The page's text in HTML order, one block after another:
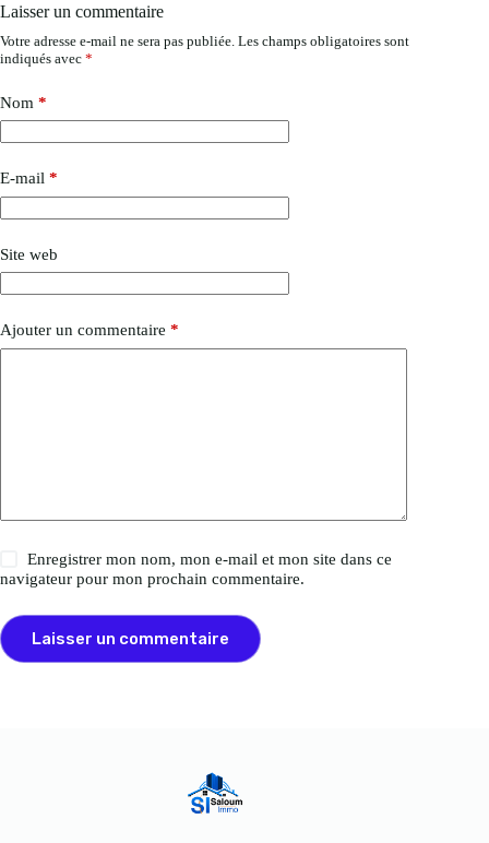
Laisser un commentaire
Votre adresse e-mail ne sera pas publiée. Les champs obligatoires sont
indiqués avec *
Nom *
E-mail *
Site web
Ajouter un commentaire *
Enregistrer mon nom, mon e-mail et mon site dans ce
navigateur pour mon prochain commentaire.
Laisser un commentaire